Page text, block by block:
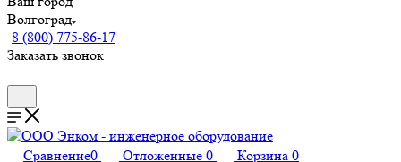
Волгоград
8 (800) 775-86-17
Заказать звонок
Сравнение0 Отложенные 0 Корзина 0